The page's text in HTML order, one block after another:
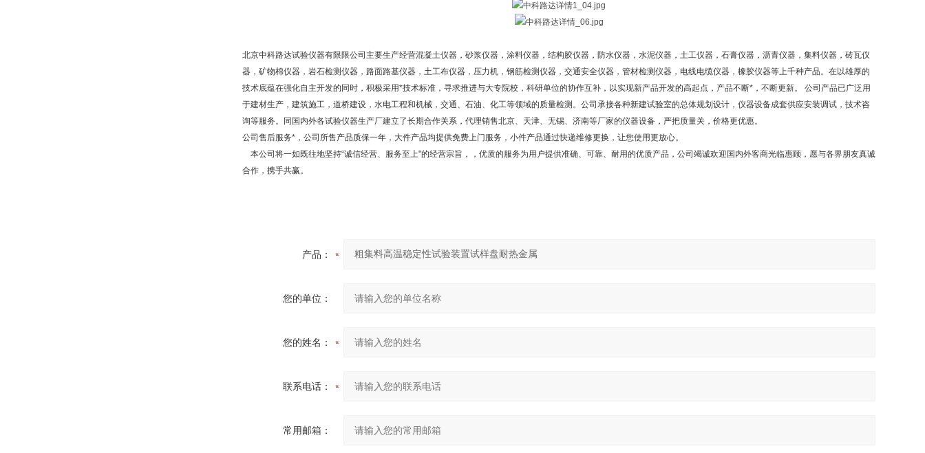
北京中科路达试验仪器有限限公司主要生产经营混凝土仪器，砂浆仪器，涂料仪器，结构胶仪器，防水仪器，水泥仪器，土工仪器，石膏仪器，沥青仪器，集料仪器，砖瓦仪
器，矿物棉仪器，岩石检测仪器，路面路基仪器，土工布仪器，压力机，钢筋检测仪器，交通安全仪器，管材检测仪器，电线电缆仪器，橡胶仪器等上千种产品。在以雄厚的
技术底蕴在强化自主开发的同时，积极采用*技术标准，寻求推进与大专院校，科研单位的协作互补，以实现新产品开发的高起点，产品不断*，不断更新。 公司产品已广泛用
于建材生产，建筑施工，道桥建设，水电工程和机械，交通、石油、化工等领域的质量检测。公司承接各种新建试验室的总体规划设计，仪器设备成套供应安装调试，技术咨
询等服务。同国内外各试验仪器生产厂建立了长期合作关系，代理销售北京、天津、无锡、济南等厂家的仪器设备，严把质量关，价格更优惠。
公司售后服务*，公司所售产品质保一年，大件产品均提供免费上门服务，小件产品通过快递维修更换，让您使用更放心。
本公司将一如既往地坚持“诚信经营、服务至上"的经营宗旨，，优质的服务为用户提供准确、可靠、耐用的优质产品，公司竭诚欢迎国内外客商光临惠顾，愿与各界朋友真诚
合作，携手共赢。
产品：
您的单位：
您的姓名：
联系电话：
常用邮箱：